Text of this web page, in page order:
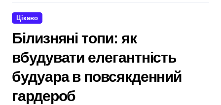
Цікаво
Білизняні топи: як
вбудувати елегантність
будуара в повсякденний
гардероб